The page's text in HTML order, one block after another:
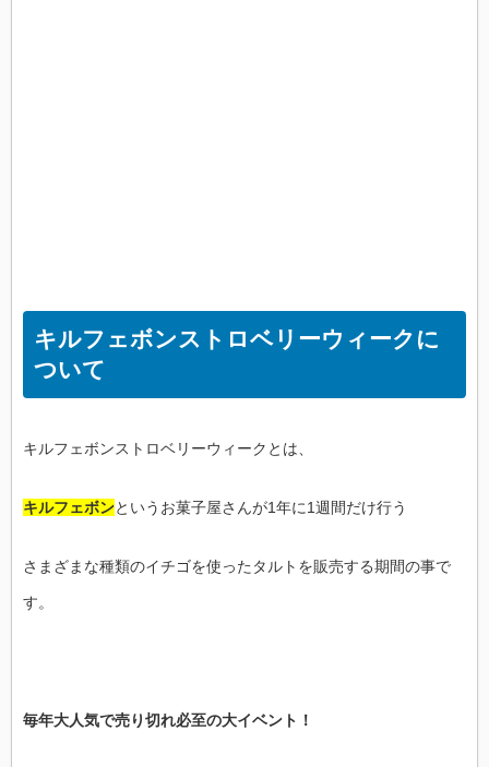
キルフェボンストロベリーウィークに
ついて
キルフェボンストロベリーウィークとは、
キルフェボンというお菓子屋さんが1年に1週間だけ行う
さまざまな種類のイチゴを使ったタルトを販売する期間の事で
す。
毎年大人気で売り切れ必至の大イベント！